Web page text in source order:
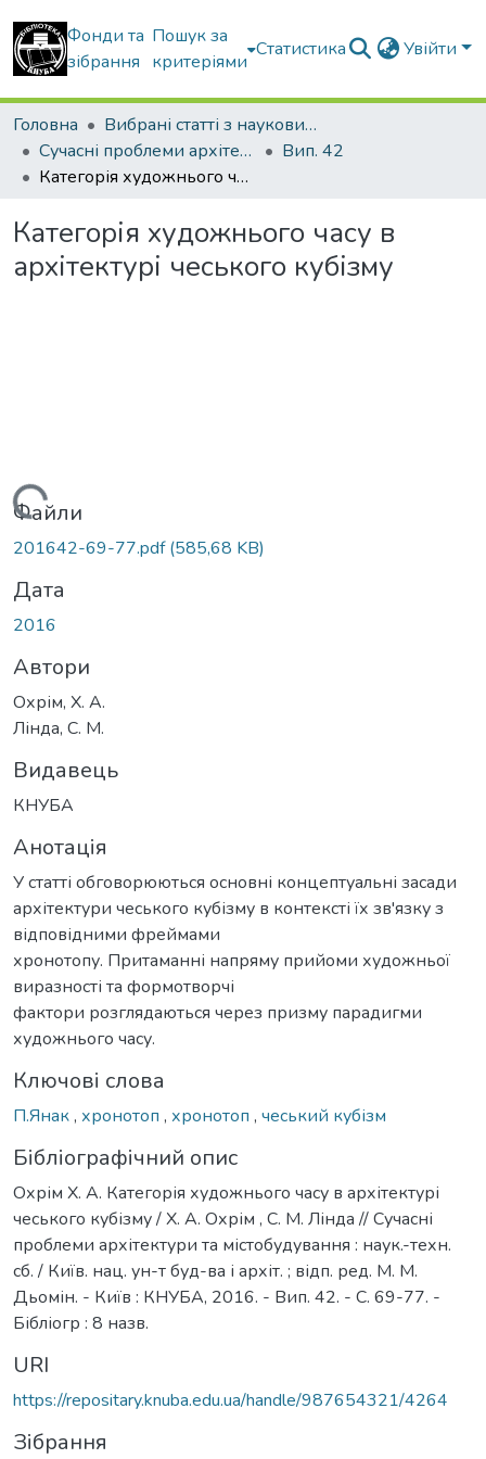
Фонди та
зібрання
Пошук за
критеріями
Статистика Увійти
Головна
Вибрані статті з наукових збірників КНУБА
Сучасні проблеми архітектури та містобудування
Вип. 42
Категорія художнього часу в архітектурі чеського кубізму
Категорія художнього часу в
архітектурі чеського кубізму
Вантажиться...
Файли
201642-69-77.pdf(585,68 KB)
Дата
2016
Автори
Охрім, Х. А.
Лінда, С. М.
Видавець
КНУБА
Анотація
У статті обговорюються основні концептуальні засади
архітектури чеського кубізму в контексті їх зв'язку з
відповідними фреймами
хронотопу. Притаманні напряму прийоми художньої
виразності та формотворчі
фактори розглядаються через призму парадигми
художнього часу.
Ключові слова
П.Янак, хронотоп , хронотоп , чеський кубізм
Бібліографічний опис
Охрім Х. А. Категорія художнього часу в архітектурі
чеського кубізму / Х. А. Охрім , С. М. Лінда // Сучасні
проблеми архітектури та містобудування : наук.-техн.
сб. / Київ. нац. ун-т буд-ва і архіт. ; відп. ред. М. М.
Дьомін. - Київ : КНУБА, 2016. - Вип. 42. - С. 69-77. -
Бібліогр : 8 назв.
URI
https://repositary.knuba.edu.ua/handle/987654321/4264
Зібрання